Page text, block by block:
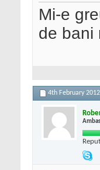
Mi-e
de bani
4th February